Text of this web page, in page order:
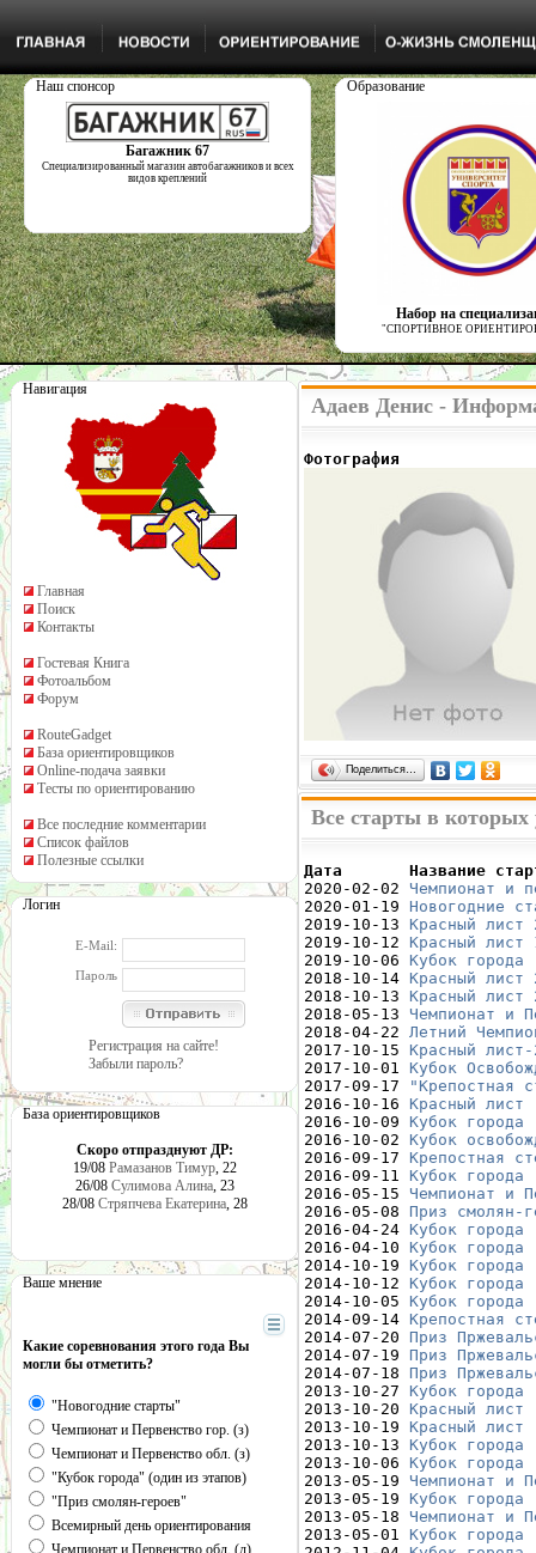
Наш спонсор
Багажник 67
Специализированный магазин автобагажников и всех
видов креплений
Образование
Набор на
"СПОРТИВНОЕ
Навигация
Главная
Поиск
Контакты
Гостевая Книга
Фотоальбом
Форум
RouteGadget
База ориентировщиков
Online-подача заявки
Тесты по ориентированию
Все последние комментарии
Список файлов
Полезные ссылки
Логин
E-Mail:
Пароль
Регистрация на сайте!
Забыли пароль?
База ориентировщиков
Скоро отпразднуют ДР:
19/08 Рамазанов Тимур, 22
26/08 Сулимова Алина, 23
28/08 Стряпчева Екатерина, 28
Ваше мнение
Какие соревнования этого года Вы
могли бы отметить?
"Новогодние старты"
Чемпионат и Первенство гор. (з)
Чемпионат и Первенство обл. (з)
"Кубок города" (один из этапов)
"Приз смолян-героев"
Всемирный день ориентирования
Чемпионат и Первенство обл. (л)
Адаев Денис -
Фотография
Поделиться…
Все старты в которых
Дата       Название
2020-02-02 Чемпионат и
2020-01-19 Новогодние
2019-10-13 Красный лист
2019-10-12 Красный лист
2019-10-06 Кубок
2018-10-14 Красный
2018-10-13 Красный
2018-05-13 Чемпионат и
2018-04-22 Летний
2017-10-15 Красный
2017-10-01 Кубок
2017-09-17
"Крепостная
2016-10-16 Красный
2016-10-09 Кубок
2016-10-02 Кубок
2016-09-17 Крепостная
2016-09-11 Кубок
2016-05-15 Чемпионат и
2016-05-08 Приз смолян-
2016-04-24 Кубок
2016-04-10 Кубок
2014-10-19 Кубок
2014-10-12 Кубок
2014-10-05 Кубок
2014-09-14 Крепостная
2014-07-20 Приз
2014-07-19 Приз
2014-07-18 Приз
2013-10-27 Кубок
2013-10-20 Красный
2013-10-19 Красный
2013-10-13 Кубок
2013-10-06 Кубок
2013-05-19 Чемпионат и
2013-05-19 Кубок
2013-05-18 Чемпионат и
2013-05-01 Кубок